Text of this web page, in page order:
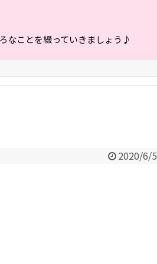
なことを綴っていきましょう♪
2020/6/5